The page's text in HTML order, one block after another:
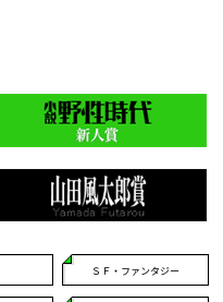
ＳＦ・ファンタジー